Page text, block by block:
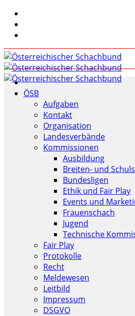
ÖSB
Aufgaben
Kontakt
Organisation
Landesverbände
Kommissionen
Ausbildung
Breiten- und
Bundesligen
Ethik und Fair Play
Events und
Frauenschach
Jugend
Technische
Fair Play
Protokolle
Recht
Meldewesen
Leitbild
Impressum
DSGVO